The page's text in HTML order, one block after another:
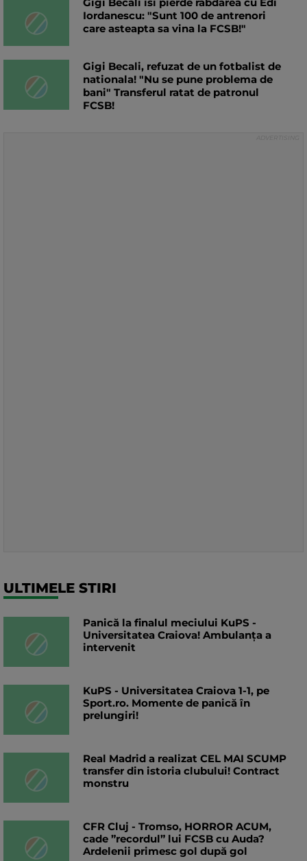
Iordanescu: "Sunt 100 de antrenori
care asteapta sa vina la FCSB!"
Gigi Becali, refuzat de un fotbalist de
nationala! "Nu se pune problema de
bani" Transferul ratat de patronul
FCSB!
ULTIMELE STIRI
Panică la finalul meciului KuPS -
Universitatea Craiova! Ambulanța a
intervenit
KuPS - Universitatea Craiova 1-1, pe
Sport.ro. Momente de panică în
prelungiri!
Real Madrid a realizat CEL MAI SCUMP
transfer din istoria clubului! Contract
monstru
CFR Cluj - Tromso, HORROR ACUM,
cade ”recordul” lui FCSB cu Auda?
Ardelenii primesc gol după gol